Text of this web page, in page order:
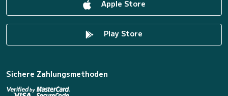
Apple Store
Play Store
Sichere Zahlungsmethoden